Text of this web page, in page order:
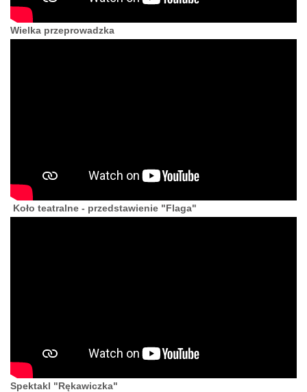
Wielka przeprowadzka
Koło teatralne - przedstawienie "Flaga"
Spektakl "Rękawiczka"